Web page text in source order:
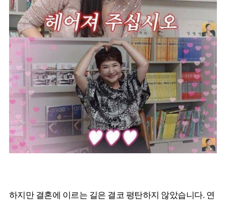
하지만 결혼에 이르는 길은 결코 평탄하지 않았습니다. 연